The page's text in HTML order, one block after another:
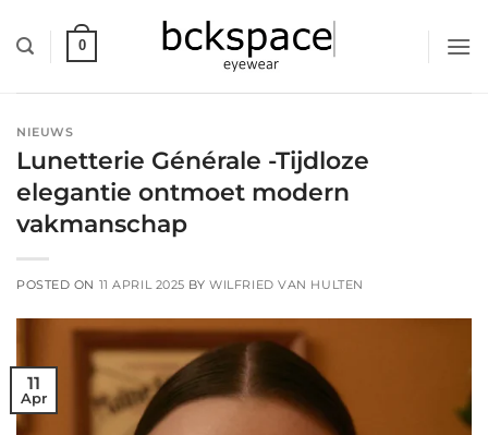
to
content
0
NIEUWS
Lunetterie Générale -Tijdloze
elegantie ontmoet modern
vakmanschap
POSTED ON 11 APRIL 2025 BYWILFRIED VAN HULTEN
11
Apr